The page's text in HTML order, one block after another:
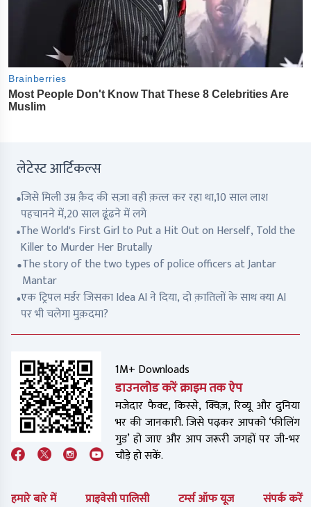
लेटेस्ट आर्टिकल्स
जिसे मिली उम्र क़ैद की सज़ा वही क़त्ल कर रहा था,10 साल लाश
पहचानने में,20 साल ढूंढने में लगे
The World's First Girl to Put a Hit Out on Herself, Told the
Killer to Murder Her Brutally
The story of the two types of police officers at Jantar
Mantar
एक ट्रिपल मर्डर जिसका Idea AI ने दिया, दो क़ातिलों के साथ क्या AI
पर भी चलेगा मुक़दमा?
1M+ Downloads
डाउनलोड करें क्राइम तक ऐप
मजेदार फैक्ट, किस्से, क्विज़, रिव्यू और दुनिया
भर की जानकारी. जिसे पढ़कर आपको ‘फीलिंग
गुड’ हो जाए और आप जरूरी जगहों पर जी-भर
चौड़े हो सकें.
हमारे बारे में प्राइवेसी पालिसी टर्म्स ऑफ यूज संपर्क करें